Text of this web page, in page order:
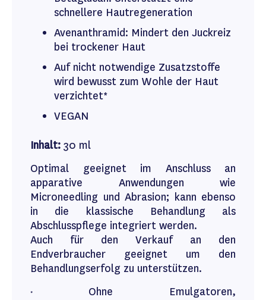
schnellere Hautregeneration
Avenanthramid: Mindert den Juckreiz
bei trockener Haut
Auf nicht notwendige Zusatzstoffe
wird bewusst zum Wohle der Haut
verzichtet*
VEGAN
Inhalt: 30 ml
Optimal geeignet im Anschluss an
apparative Anwendungen wie
Microneedling und Abrasion; kann ebenso
in die klassische Behandlung als
Abschlusspflege integriert werden.
Auch für den Verkauf an den
Endverbraucher geeignet um den
Behandlungserfolg zu unterstützen.
* Ohne Emulgatoren,